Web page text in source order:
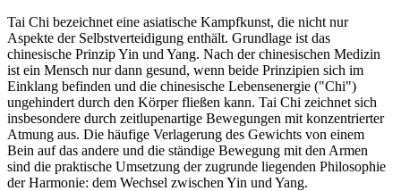
Tai Chi bezeichnet eine asiatische Kampfkunst, die nicht nur
Aspekte der Selbstverteidigung enthält. Grundlage ist das
chinesische Prinzip Yin und Yang. Nach der chinesischen Medizin
ist ein Mensch nur dann gesund, wenn beide Prinzipien sich im
Einklang befinden und die chinesische Lebensenergie ("Chi")
ungehindert durch den Körper fließen kann. Tai Chi zeichnet sich
insbesondere durch zeitlupenartige Bewegungen mit konzentrierter
Atmung aus. Die häufige Verlagerung des Gewichts von einem
Bein auf das andere und die ständige Bewegung mit den Armen
sind die praktische Umsetzung der zugrunde liegenden Philosophie
der Harmonie: dem Wechsel zwischen Yin und Yang.